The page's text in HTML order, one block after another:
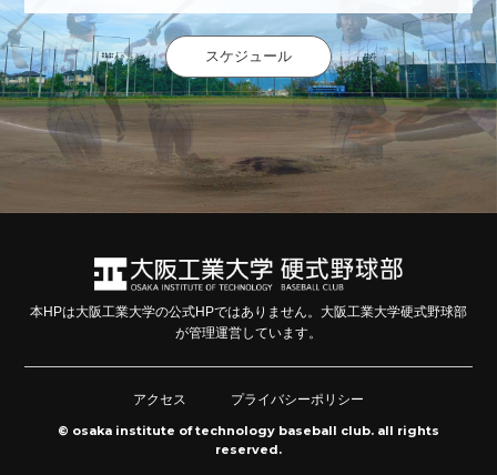
スケジュール
本HPは大阪工業大学の公式HPではありません。大阪工業大学硬式野球部
が管理運営しています。
アクセス
プライバシーポリシー
© osaka institute of technology baseball club. all rights
reserved.